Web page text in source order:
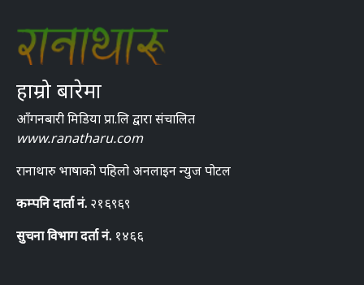
हाम्रो बारेमा
आँगनबारी मिडिया प्रा.लि द्वारा संचालित
www.ranatharu.com
रानाथारु भाषाको पहिलो अनलाइन न्युज पोटल
कम्पनि दार्ता नं. २१६९६९
सुचना विभाग दर्ता नं. १४६६